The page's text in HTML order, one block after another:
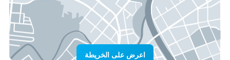
اعرض على الخريطة